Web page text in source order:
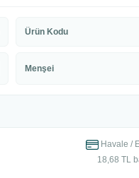
Ürün Kodu
Menşei
Havale /
18,68 TL